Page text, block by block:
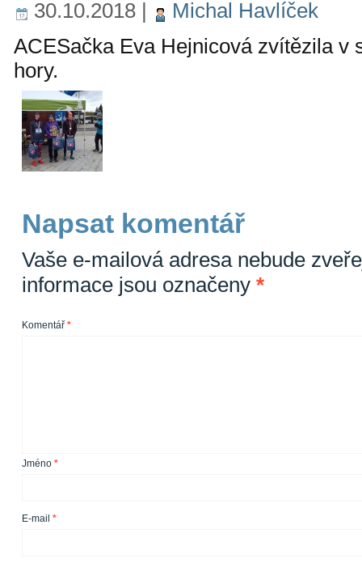
30.10.2018 |
Michal Havlíček
ACESačka Eva Hejnicová zvítězila v
hory.
Napsat komentář
Vaše e-mailová adresa nebude
informace jsou označeny *
Komentář *
Jméno *
E-mail *